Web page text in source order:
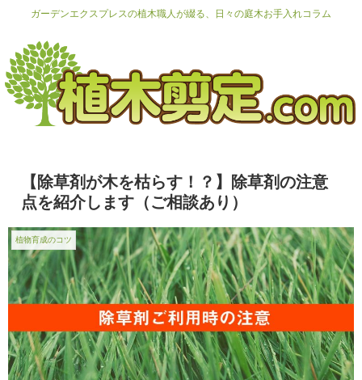
ガーデンエクスプレスの植木職人が綴る、日々の庭木お手入れコラム
【除草剤が木を枯らす！？】除草剤の注意
点を紹介します（ご相談あり）
植物育成のコツ